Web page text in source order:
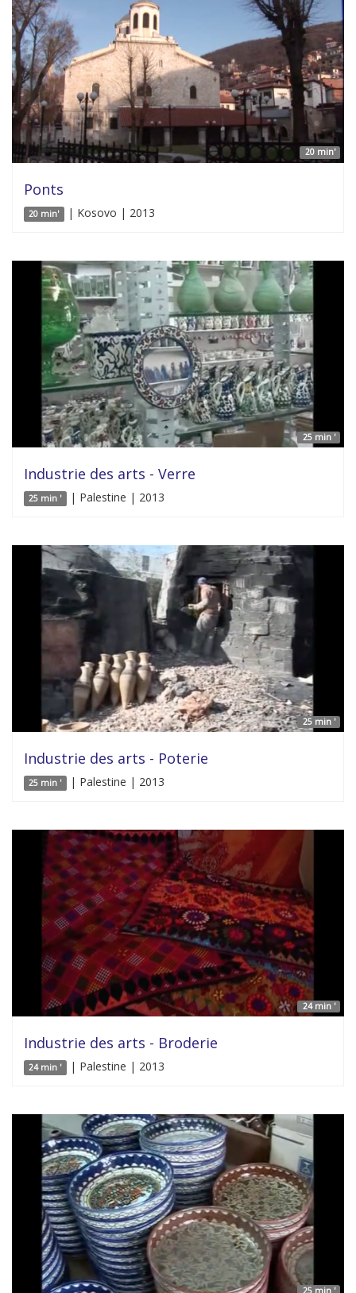
20 min'
Ponts
20 min' | Kosovo | 2013
25 min '
Industrie des arts - Verre
25 min ' | Palestine | 2013
25 min '
Industrie des arts - Poterie
25 min ' | Palestine | 2013
24 min '
Industrie des arts - Broderie
24 min ' | Palestine | 2013
25 min '